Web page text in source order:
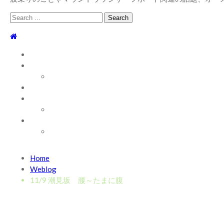
Search
2026/7/28 御前崎方面 よれ入ったダンパー多め
2026/6/4 静波 風弱く見た目よりできました
Home
Weblog
11/9 潮見坂 腰～たまに腹